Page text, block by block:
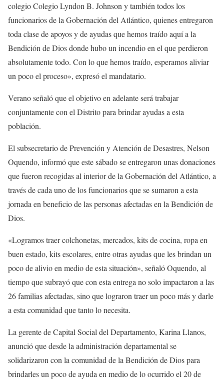
colegio Colegio Lyndon B. Johnson y también todos los
funcionarios de la Gobernación del Atlántico, quienes entregaron
toda clase de apoyos y de ayudas que hemos traído aquí a la
Bendición de Dios donde hubo un incendio en el que perdieron
absolutamente todo. Con lo que hemos traído, esperamos aliviar
un poco el proceso», expresó el mandatario.
Verano señaló que el objetivo en adelante será trabajar
conjuntamente con el Distrito para brindar ayudas a esta
población.
El subsecretario de Prevención y Atención de Desastres, Nelson
Oquendo, informó que este sábado se entregaron unas donaciones
que fueron recogidas al interior de la Gobernación del Atlántico, a
través de cada uno de los funcionarios que se sumaron a esta
jornada en beneficio de las personas afectadas en la Bendición de
Dios.
«Logramos traer colchonetas, mercados, kits de cocina, ropa en
buen estado, kits escolares, entre otras ayudas que les brindan un
poco de alivio en medio de esta situación», señaló Oquendo, al
tiempo que subrayó que con esta entrega no solo impactaron a las
26 familias afectadas, sino que lograron traer un poco más y darle
a esta comunidad que tanto lo necesita.
La gerente de Capital Social del Departamento, Karina Llanos,
anunció que desde la administración departamental se
solidarizaron con la comunidad de la Bendición de Dios para
brindarles un poco de ayuda en medio de lo ocurrido el 20 de